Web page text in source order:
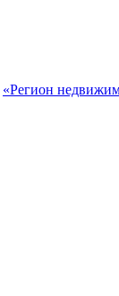
«Регион